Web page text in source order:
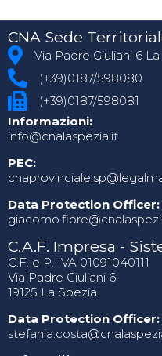
CNA Sede
Via Padre Giuliani 6
(+39)0187/598080
(+39)0187/598081
Informazioni:
info@cnalaspezia.it
PEC:
Data Protection Officer:
C.A.F. Impresa -
C.F. e P. IVA 01091040111
Via Padre Giuliani 6
19125 La Spezia
Data Protection Officer: